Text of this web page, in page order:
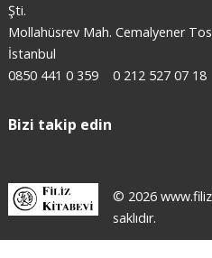
Şti.
Mollahüsrev Mah. Cemalyener
İstanbul
0850 441 0 359
0 212 527 07 18
Bizi takip edin
© 2026
saklıdır.